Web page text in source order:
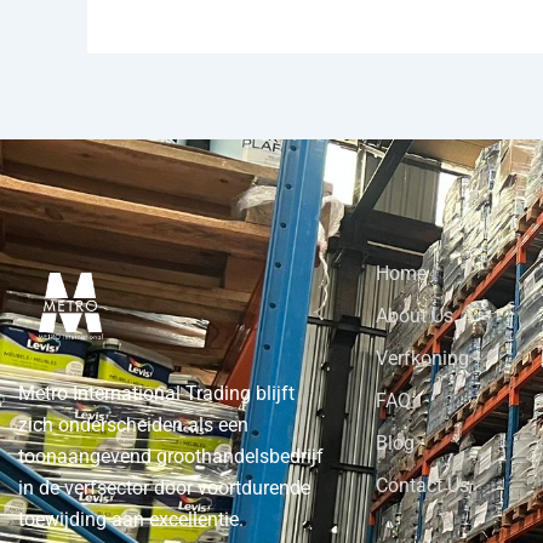
Metro International Trading blijft
zich onderscheiden als een
toonaangevend groothandelsbedrijf
in de verfsector door voortdurende
toewijding aan excellentie.
Home
About Us
Verfkoning
FAQ
Blog
Contact Us